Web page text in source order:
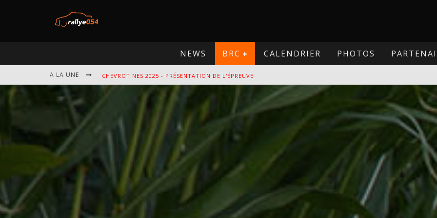
NEWS BRC CALENDRIER PHOTOS
A LA UNE EBR 2025 - PRÉSENTATION DE L'ÉPREUVE
OMLOOP 2025 - PRÉSENTATION DE L'ÉPREUVE
SPA 2025 - PRÉSENTATION DE L'ÉPREUVE